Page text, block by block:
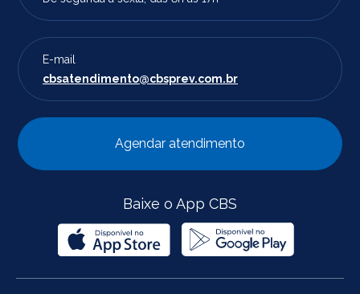
E-mail
cbsatendimento@cbsprev.com.br
Agendar atendimento
Baixe o App CBS